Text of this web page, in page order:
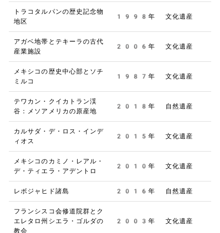
トラコタルパンの歴史記念物
地区
1998年 文化遺産
アガベ地帯とテキーラの古代
産業施設
2006年 文化遺産
メキシコの歴史中心部とソチ
ミルコ
1987年 文化遺産
テワカン・クイカトラン渓
谷：メソアメリカの原産地
2018年 自然遺産
カルサダ・デ・ロス・インデ
ィオス
2015年 文化遺産
メキシコのカミノ・レアル・
デ・ティエラ・アデントロ
2010年 文化遺産
レボジャヒド諸島 2016年 自然遺産
フランシスコ会修道院群とク
エレタロ州シエラ・ゴルダの
教会
2003年 文化遺産